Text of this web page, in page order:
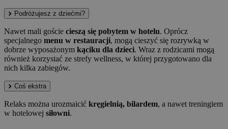
Podróżujesz z dziećmi?
Nawet mali goście cieszą się pobytem w hotelu. Oprócz
specjalnego menu w restauracji, mogą cieszyć się rozrywką w
dobrze wyposażonym kąciku dla dzieci. Wraz z rodzicami mogą
również korzystać ze strefy wellness, w której przygotowano dla
nich kilka zabiegów.
Coś ekstra
Relaks można urozmaicić kręgielnią, bilardem, a nawet treningiem
w hotelowej siłowni.